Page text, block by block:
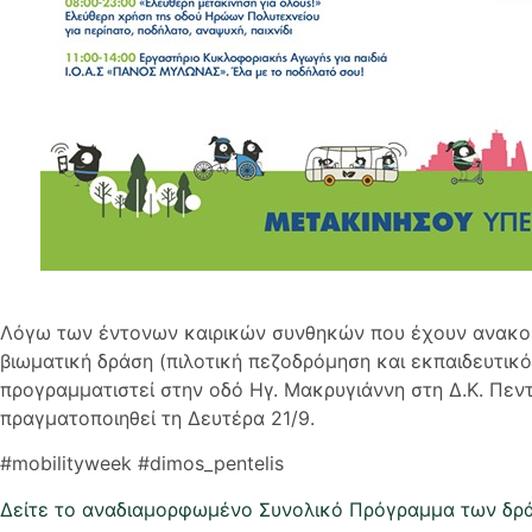
Λόγω των έντονων καιρικών συνθηκών που έχουν
βιωματική δράση (πιλοτική πεζοδρόμηση και
προγραμματιστεί στην οδό Ηγ. Μακρυγιάννη στη Δ.Κ.
πραγματοποιηθεί τη Δευτέρα 21/9.
#mobilityweek #dimos_pentelis
Δείτε τo αναδιαμορφωμένο Συνολικό Πρόγραμμα των